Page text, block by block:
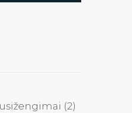
(2)